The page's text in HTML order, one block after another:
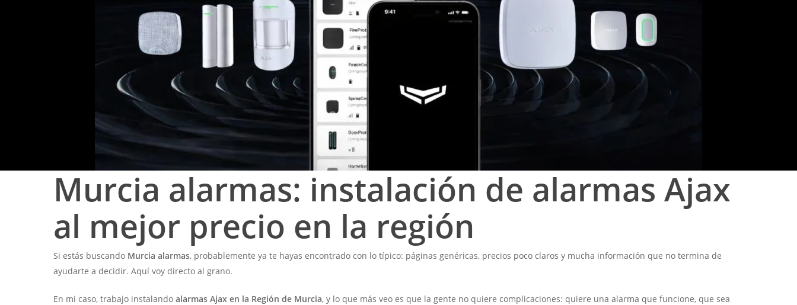
Murcia alarmas: instalación de alarmas Ajax
al mejor precio en la región
Si estás buscando Murcia alarmas, probablemente ya te hayas encontrado con lo típico: páginas genéricas, precios poco claros y mucha información que no termina de
ayudarte a decidir. Aquí voy directo al grano.
En mi caso, trabajo instalandoalarmas Ajax en la Región de Murcia, y lo que más veo es que la gente no quiere complicaciones: quiere una alarma que funcione, que sea